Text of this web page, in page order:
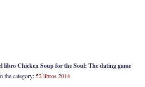
libro Chicken Soup for the Soul: The dating game
the category: 52 libros 2014